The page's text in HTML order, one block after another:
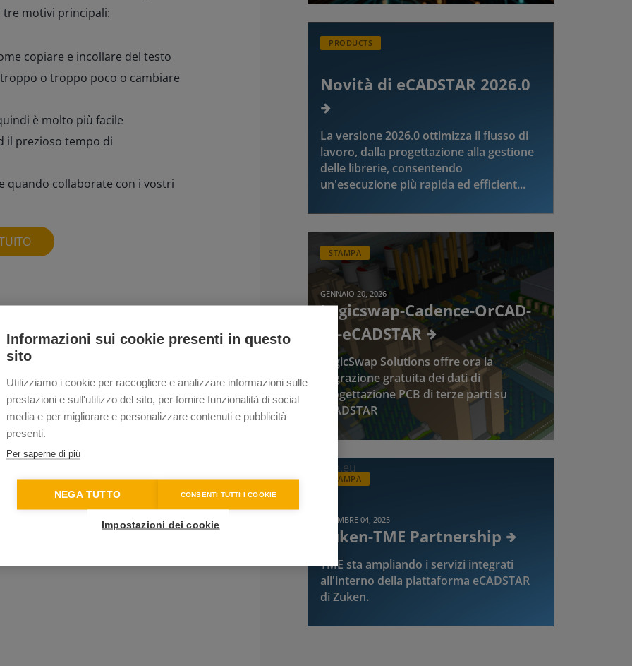
Informazioni sui cookie presenti in questo
sito
Utilizziamo i cookie per raccogliere e analizzare informazioni sulle
prestazioni e sull'utilizzo del sito, per fornire funzionalità di social
media e per migliorare e personalizzare contenuti e pubblicità
presenti.
Per saperne di più
NEGA TUTTO CONSENTI TUTTI I COOKIE
Impostazioni dei cookie
motivi principali:
copiare e incollare del testo
o troppo poco o cambiare
è molto più facile
il prezioso tempo di
quando collaborate con i vostri
PRODUCTS
Novità di eCADSTAR 2026.0
La versione 2026.0 ottimizza il flusso di
lavoro, dalla progettazione alla gestione
delle librerie, consentendo
un'esecuzione più rapida ed efficient...
STAMPA
GENNAIO 20, 2026
Logicswap-Cadence-OrCAD-
to-eCADSTAR
LogicSwap Solutions offre ora la
migrazione gratuita dei dati di
progettazione PCB di terze parti su
eCADSTAR
STAMPA
DICEMBRE 04, 2025
Zuken-TME Partnership
TME sta ampliando i servizi integrati
all'interno della piattaforma eCADSTAR
di Zuken.